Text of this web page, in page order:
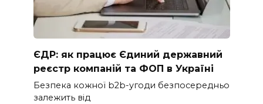
ЄДР: як працює Єдиний державний
реєстр компаній та ФОП в Україні
Безпека кожної b2b-угоди безпосередньо
залежить від